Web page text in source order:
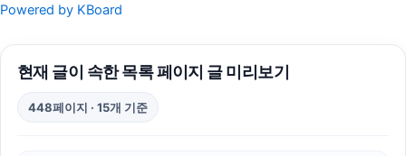
폰테크
Powered by KBoard
현재 글이 속한 목록 페이지 글 미리보기
448페이지 · 15개 기준